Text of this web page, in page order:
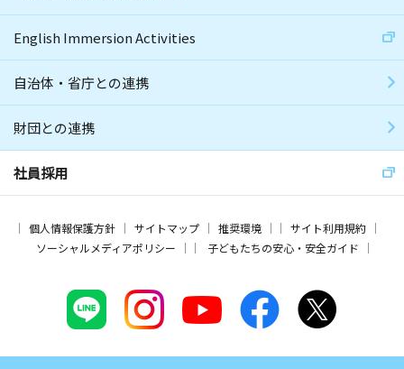
English Immersion Activities
自治体・省庁との連携
財団との連携
社員採用
個人情報保護方針 サイトマップ 推奨環境
サイト利用規約
ソーシャルメディアポリシー
子どもたちの安心・安全ガイド